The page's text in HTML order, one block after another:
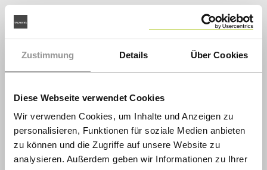
Zustimmung Details Über Cookies
Diese Webseite verwendet Cookies
Wir verwenden Cookies, um Inhalte und Anzeigen zu
personalisieren, Funktionen für soziale Medien anbieten
zu können und die Zugriffe auf unsere Website zu
analysieren. Außerdem geben wir Informationen zu Ihrer